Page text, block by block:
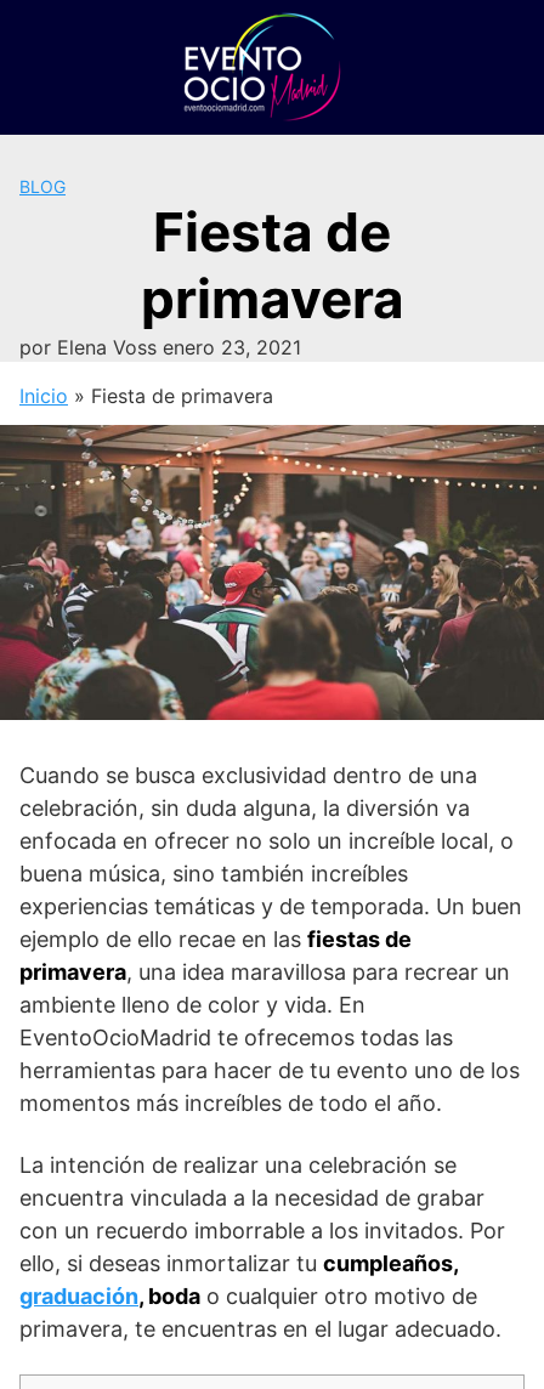
BLOG
Fiesta de
primavera
por Elena Voss enero 23, 2021
Inicio » Fiesta de primavera
Cuando se busca exclusividad dentro de una
celebración, sin duda alguna, la diversión va
enfocada en ofrecer no solo un increíble local, o
buena música, sino también increíbles
experiencias temáticas y de temporada. Un buen
ejemplo de ello recae en las fiestas de
primavera, una idea maravillosa para recrear un
ambiente lleno de color y vida. En
EventoOcioMadrid te ofrecemos todas las
herramientas para hacer de tu evento uno de los
momentos más increíbles de todo el año.
La intención de realizar una celebración se
encuentra vinculada a la necesidad de grabar
con un recuerdo imborrable a los invitados. Por
ello, si deseas inmortalizar tu cumpleaños,
graduación, boda o cualquier otro motivo de
primavera, te encuentras en el lugar adecuado.